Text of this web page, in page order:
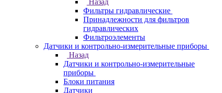
Назад
Фильтры гидравлические
Принадлежности для фильтров
гидравлических
Фильтроэлементы
Датчики и контрольно-измерительные приборы
Назад
Датчики и контрольно-измерительные
приборы
Блоки питания
Датчики